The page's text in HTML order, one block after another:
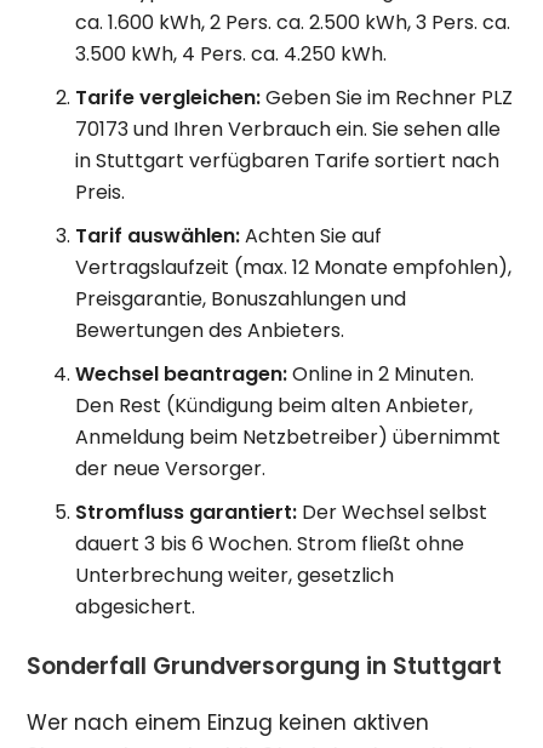
ca. 1.600 kWh, 2 Pers. ca. 2.500 kWh, 3 Pers. ca.
3.500 kWh, 4 Pers. ca. 4.250 kWh.
Tarife vergleichen:Geben Sie im Rechner PLZ
70173 und Ihren Verbrauch ein. Sie sehen alle
in Stuttgart verfügbaren Tarife sortiert nach
Preis.
Tarif auswählen:Achten Sie auf
Vertragslaufzeit (max. 12 Monate empfohlen),
Preisgarantie, Bonuszahlungen und
Bewertungen des Anbieters.
Wechsel beantragen:Online in 2 Minuten.
Den Rest (Kündigung beim alten Anbieter,
Anmeldung beim Netzbetreiber) übernimmt
der neue Versorger.
Stromfluss garantiert: Der Wechsel selbst
dauert 3 bis 6 Wochen. Strom fließt ohne
Unterbrechung weiter, gesetzlich
abgesichert.
Sonderfall Grundversorgung in Stuttgart
Wer nach einem Einzug keinen aktiven